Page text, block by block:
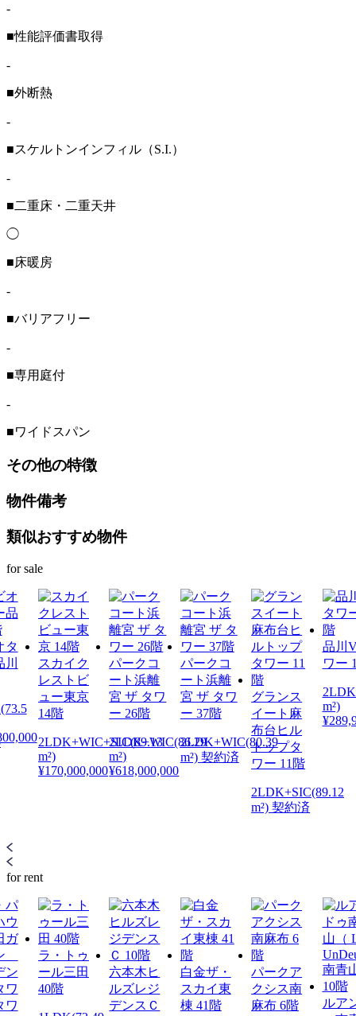
-
■性能評価書取得
-
■外断熱
-
■スケルトンインフィル（S.I.）
-
■二重床・二重天井
◯
■床暖房
-
■バリアフリー
-
■専用庭付
-
■ワイドスパン
その他の特徴
物件備考
類似おすすめ物件
for sale
タ
スカイク
レストビ
ュー東京
14階
2LDK+WIC+SIC(89.13
m²)
¥170,000,000
パークコ
ート浜離
宮 ザ タワ
ー 26階
2LDK+WIC(86.29
m²)
¥618,000,000
パークコ
ート浜離
宮 ザ タワ
ー 37階
2LDK+WIC(80.39
m²) 契約済
グランス
イート麻
布台ヒル
トップタ
ワー 11階
2LDK+SIC(89.12
m²) 契約済
品川
ワー
m²)
for rent
ラ・トゥ
ール三田
40階
六本木ヒ
ルズレジ
デンスＣ
白金ザ・
スカイ東
棟 41階
パークア
クシス南
麻布 6階
ルア